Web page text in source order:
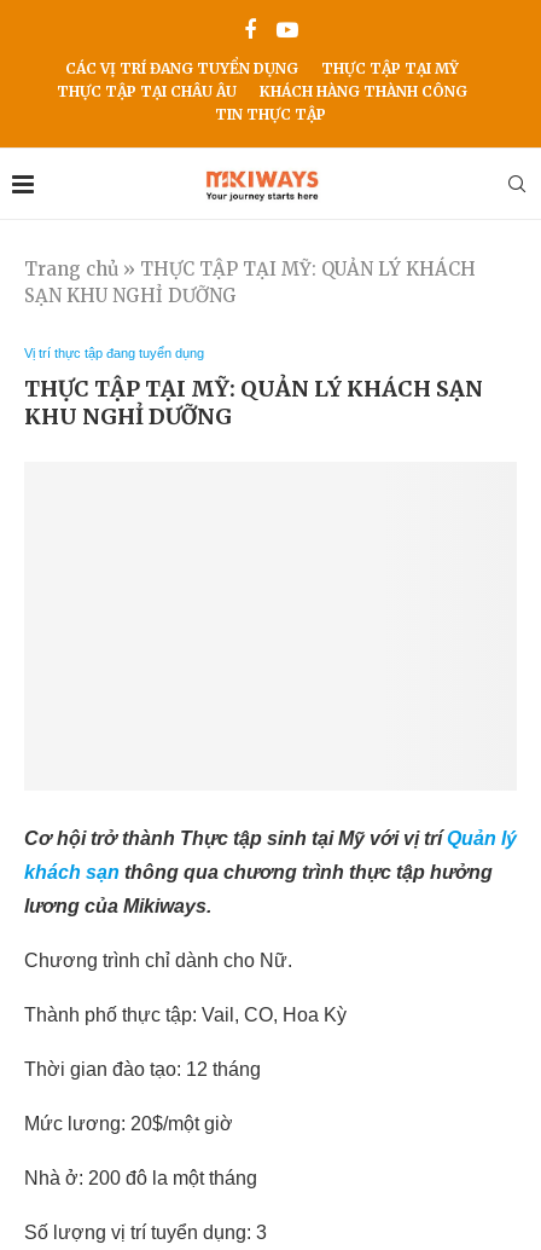
CÁC VỊ TRÍ ĐANG TUYỂN DỤNG
THỰC TẬP TẠI MỸ
THỰC TẬP TẠI CHÂU ÂU
KHÁCH HÀNG THÀNH CÔNG
TIN THỰC TẬP
Trang chủ » THỰC TẬP TẠI MỸ: QUẢN LÝ KHÁCH
SẠN KHU NGHỈ DƯỠNG
Vị trí thực tập đang tuyển dụng
THỰC TẬP TẠI MỸ: QUẢN LÝ KHÁCH SẠN
KHU NGHỈ DƯỠNG
Cơ hội trở thành Thực tập sinh tại Mỹ với vị tríQuản lý
khách sạn thông qua chương trình thực tập hưởng
lương của Mikiways.
Chương trình chỉ dành cho Nữ.
Thành phố thực tập: Vail, CO, Hoa Kỳ
Thời gian đào tạo: 12 tháng
Mức lương: 20$/một giờ
Nhà ở: 200 đô la một tháng
Số lượng vị trí tuyển dụng: 3